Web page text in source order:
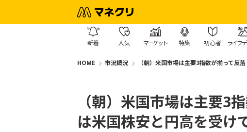
新着 人気 マーケット 特集 初心者 ライフ
HOME 市況概況 （朝）米国市場は主要3指数が揃って
（朝）米国市場は主要
は米国株安と円高を受け